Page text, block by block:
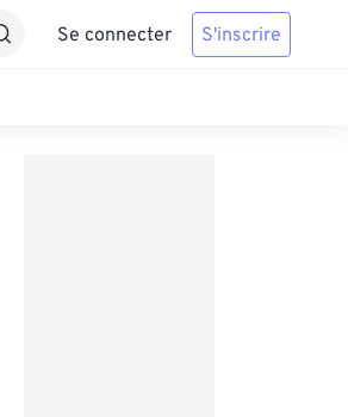
Se connecter S'inscrire